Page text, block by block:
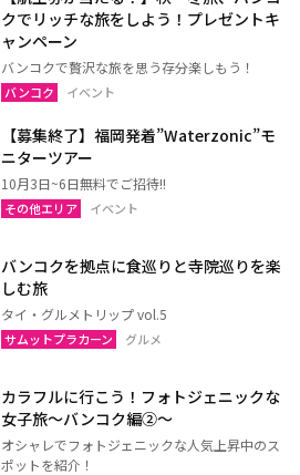
クでリッチな旅をしよう！プレゼントキ
ャンペーン
バンコクで贅沢な旅を思う存分楽しもう！
バンコク イベント
【募集終了】福岡発着”Waterzonic”モ
ニターツアー
10月3日~6日無料でご招待!!
その他エリア イベント
バンコクを拠点に食巡りと寺院巡りを楽
しむ旅
タイ・グルメトリップ vol.5
サムットプラカーン グルメ
カラフルに行こう！フォトジェニックな
女子旅〜バンコク編②〜
オシャレでフォトジェニックな人気上昇中のス
ポットを紹介！